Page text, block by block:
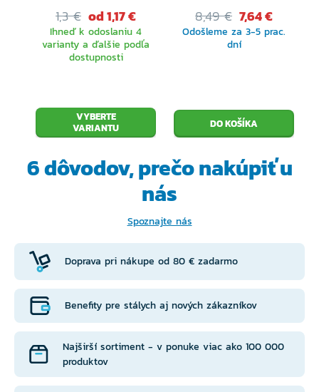
1,3 € od 1,17 €
Ihneď k odoslaniu 4
varianty a ďalšie podľa
dostupnosti
VYBERTE
VARIANTU
Loaded Lure Pack 3gr
4cm
8,49 € 7,64 €
Odošleme za 3-5 prac.
dní
6 dôvodov, prečonakúpiť u
nás
Spoznajte nás
Doprava pri nákupe od 80 € zadarmo
Benefity pre stálych aj nových zákazníkov
Najširší sortiment - v ponuke viac ako 100 000
produktov